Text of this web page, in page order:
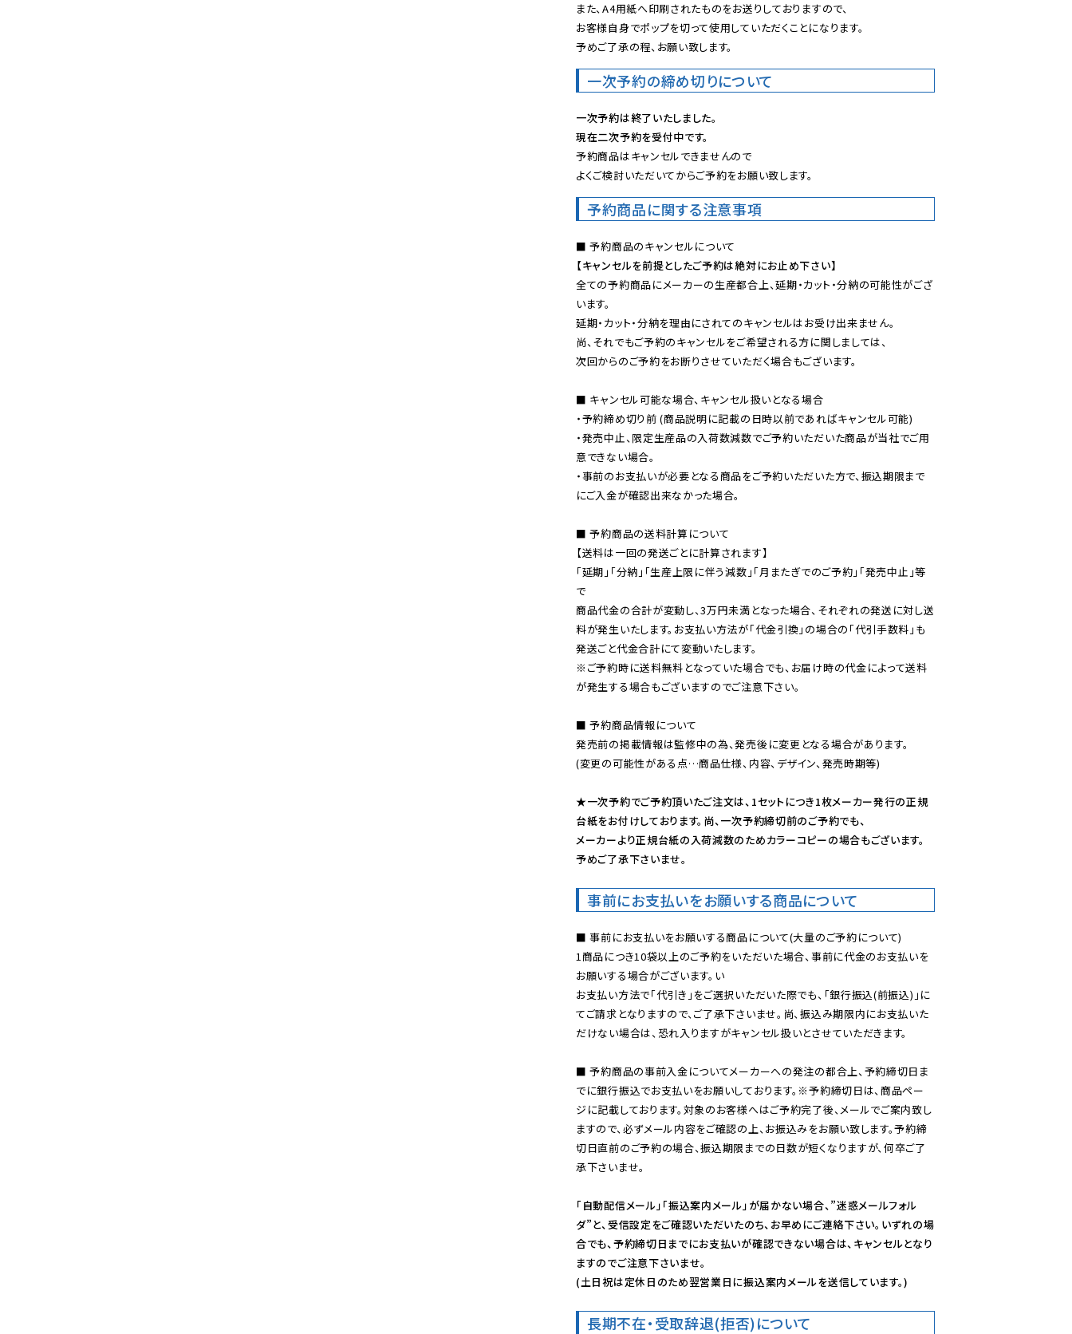
また、A4用紙へ印刷されたものをお送りしておりますので、
お客様自身でポップを切って使用していただくことになります。
予めご了承の程、お願い致します。
一次予約の締め切りについて
一次予約は終了いたしました。
現在二次予約を受付中です。
予約商品はキャンセルできませんので
よくご検討いただいてからご予約をお願い致します。
予約商品に関する注意事項
【キャンセルを前提としたご予約は絶対にお止め下さい】
全ての予約商品にメーカーの生産都合上、延期・カット・分納の可能性がござ
います。
延期・カット・分納を理由にされてのキャンセルはお受け出来ません。
尚、それでもご予約のキャンセルをご希望される方に関しましては、
次回からのご予約をお断りさせていただく場合もございます。
■ キャンセル可能な場合、キャンセル扱いとなる場合
・予約締め切り前 (商品説明に記載の日時以前であればキャンセル可能)
・発売中止、限定生産品の入荷数減数でご予約いただいた商品が当社でご用
意できない場合。
・事前のお支払いが必要となる商品をご予約いただいた方で、振込期限まで
にご入金が確認出来なかった場合。
■ 予約商品の送料計算について
【送料は一回の発送ごとに計算されます】
「延期」「分納」「生産上限に伴う減数」「月またぎでのご予約」「発売中止」等
で
商品代金の合計が変動し、3万円未満となった場合、それぞれの発送に対し送
料が発生いたします。お支払い方法が「代金引換」の場合の「代引手数料」も
※ご予約時に送料無料となっていた場合でも、お届け時の代金によって送料
が発生する場合もございますのでご注意下さい。
■ 予約商品情報について
発売前の掲載情報は監修中の為、発売後に変更となる場合があります。
(変更の可能性がある点…商品仕様、内容、デザイン、発売時期等)
★一次予約でご予約頂いたご注文は、1セットにつき1枚メーカー発行の正規
台紙をお付けしております。尚、一次予約締切前のご予約でも、
メーカーより正規台紙の入荷減数のためカラーコピーの場合もございます。
予めご了承下さいませ。
事前にお支払いをお願いする商品について
■ 事前にお支払いをお願いする商品について(大量のご予約について)
1商品につき10袋以上のご予約をいただいた場合、事前に代金のお支払いを
お願いする場合がございます。い
お支払い方法で「代引き」をご選択いただいた際でも、「銀行振込(前振込)」に
てご請求となりますので、ご了承下さいませ。尚、振込み期限内にお支払いた
だけない場合は、恐れ入りますがキャンセル扱いとさせていただきます。
■ 予約商品の事前入金についてメーカーへの発注の都合上、予約締切日ま
でに銀行振込でお支払いをお願いしております。※予約締切日は、商品ペー
ジに記載しております。対象のお客様へはご予約完了後、メールでご案内致し
ますので、必ずメール内容をご確認の上、お振込みをお願い致します。予約締
切日直前のご予約の場合、振込期限までの日数が短くなりますが、何卒ご了
承下さいませ。
「自動配信メール」「振込案内メール」が届かない場合、”迷惑メールフォル
ダ”と、受信設定をご確認いただいたのち、お早めにご連絡下さい。いずれの場
合でも、予約締切日までにお支払いが確認できない場合は、キャンセルとなり
ますのでご注意下さいませ。
(土日祝は定休日のため翌営業日に振込案内メールを送信しています。)
長期不在・受取辞退(拒否)について